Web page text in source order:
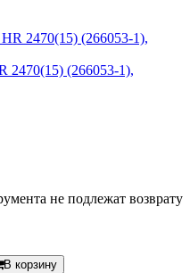
2470(15) (266053-1),
не подлежат возврату
В корзину